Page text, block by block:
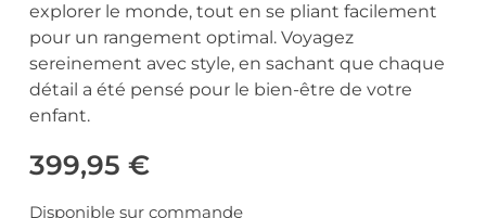
explorer le monde, tout en se pliant facilement
pour un rangement optimal. Voyagez
sereinement avec style, en sachant que chaque
détail a été pensé pour le bien-être de votre
enfant.
399,95 €
Disponible sur commande